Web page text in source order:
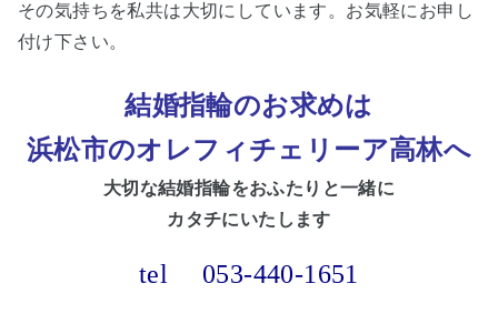
その気持ちを私共は大切にしています。お気軽にお申し
付け下さい。
結婚指輪のお求めは
浜松市のオレフィチェリーア高林へ
大切な結婚指輪をおふたりと一緒に
カタチにいたします
tel 053-440-1651